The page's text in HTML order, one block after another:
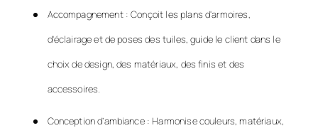
Accompagnement : Conçoit les plans d'armoires,
d'éclairage et de poses des tuiles, guide le client dans le
choix de design, des matériaux, des finis et des
accessoires.
Conception d’ambiance : Harmonise couleurs, matériaux,